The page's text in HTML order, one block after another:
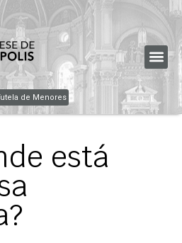
de Menores
está